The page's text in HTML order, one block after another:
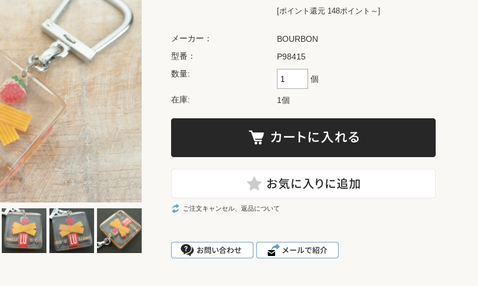
[ポイント還元 148ポイント～]
メーカー：
BOURBON
型番：
P98415
数量:
個
在庫: 1個
ご注文キャンセル、返品について